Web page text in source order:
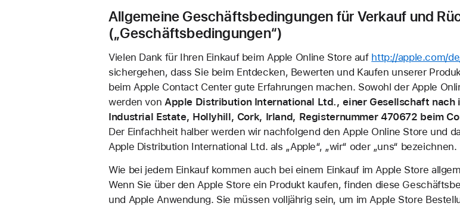
Allgemeine Geschäftsbedingungen für Verkauf und
(„Geschäftsbedingungen“)
Vielen Dank für Ihren Einkauf beim Apple Online Store auf http://apple.com/
sichergehen, dass Sie beim Entdecken, Bewerten und Kaufen unserer
beim Apple Contact Center gute Erfahrungen machen. Sowohl der Apple
werden von Apple Distribution International Ltd., einer Gesellschaft
Industrial Estate, Hollyhill, Cork, Irland, Registernummer 470672 beim
Der Einfachheit halber werden wir nachfolgend den Apple Online Store und
Apple Distribution International Ltd. als „Apple“, „wir“ oder „uns“ bezeichnen.
Wie bei jedem Einkauf kommen auch bei einem Einkauf im Apple Store
Wenn Sie über den Apple Store ein Produkt kaufen, finden diese
und Apple Anwendung. Sie müssen volljährig sein, um im Apple Store